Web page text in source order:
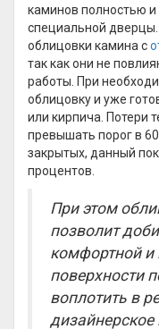
каминов полностью
специальной дверцы.
облицовки камина с
так как они не
работы. При
облицовку и уже
или кирпича. Потери
превышать порог в
закрытых, данный
процентов.
При этом
позволит
комфортной и
поверхности
воплотить в
дизайнерское